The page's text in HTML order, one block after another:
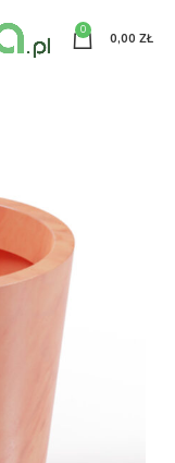
0
0,00 ZŁ